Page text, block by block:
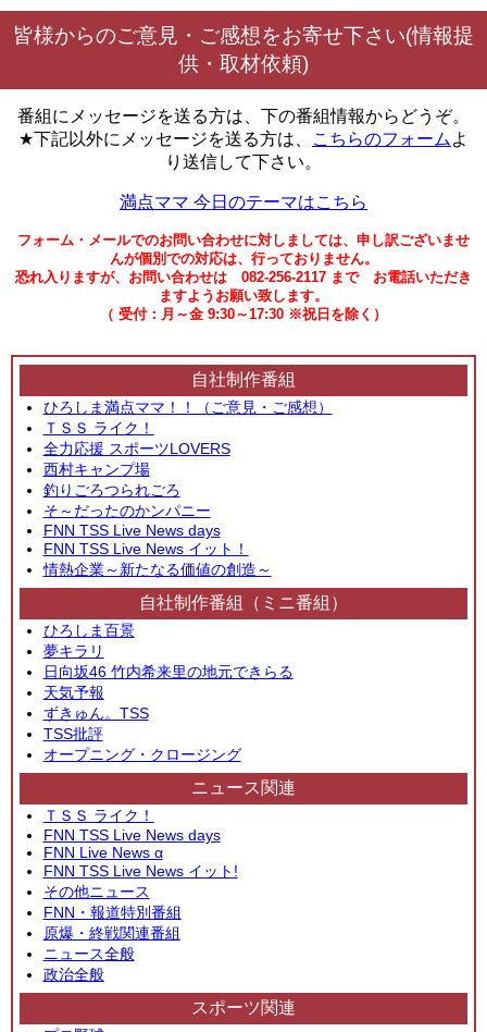
皆様からのご意見・ご感想をお寄せ下さい(情報提
供・取材依頼)
番組にメッセージを送る方は、下の番組情報からどうぞ。
★下記以外にメッセージを送る方は、
こちらのフォーム よ
り送信して下さい。
満点ママ 今日のテーマはこちら
フォーム・メールでのお問い合わせに対しましては、申し訳ございませ
んが個別での対応は、行っておりません。
恐れ入りますが、お問い合わせは 082-256-2117 まで お電話いただき
ますようお願い致します。
（ 受付：月～金 9:30～17:30 ※祝日を除く）
自社制作番組
ひろしま満点ママ！！（ご意見・ご感想）
ＴＳＳ ライク！
全力応援 スポーツLOVERS
西村キャンプ場
釣りごろつられごろ
そ～だったのかンパニー
FNN TSS Live News days
FNN TSS Live News イット！
情熱企業～新たなる価値の創造～
自社制作番組（ミニ番組）
ひろしま百景
夢キラリ
日向坂46 竹内希来里の地元できらる
天気予報
ずきゅん。TSS
TSS批評
オープニング・クロージング
ニュース関連
ＴＳＳ ライク！
FNN TSS Live News days
FNN Live News α
FNN TSS Live News イット!
その他ニュース
FNN・報道特別番組
原爆・終戦関連番組
ニュース全般
政治全般
スポーツ関連